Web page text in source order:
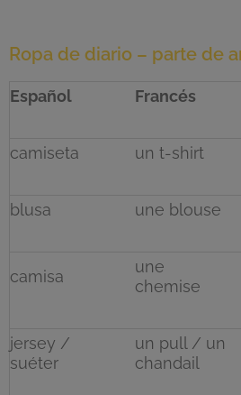
Ropa de diario – parte de
Español Francés
camiseta un t-shirt
blusa une blouse
camisa
une
chemise
jersey /
suéter
un pull / un
chandail